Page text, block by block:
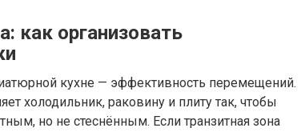
как организовать
кухне — эффективность перемещений.
холодильник, раковину и плиту так, чтобы
но не стеснённым. Если транзитная зона